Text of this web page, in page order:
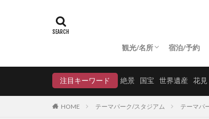
観光/名所
絶景
国宝
世界遺産
テーマパーク/スタジアム
寺・神社
城
スタジアム
公園・自然
美術館・博物館
農園
温泉/スパ
宿泊/予約
注目キーワード
絶景 国宝 世界遺産 花見
HOME テーマパーク/スタジアム テーマパ